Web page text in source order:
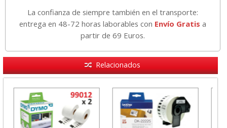
La confianza de siempre también en el transporte:
entrega en 48-72 horas laborables con Envío Gratis a
partir de 69 Euros.
Relacionados